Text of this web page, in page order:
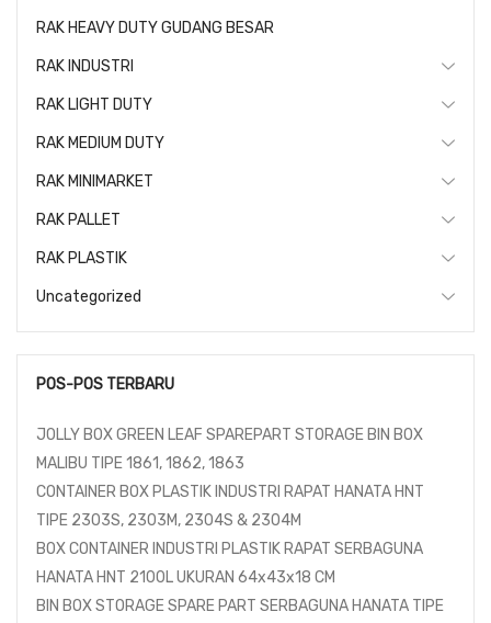
RAK HEAVY DUTY GUDANG BESAR
RAK INDUSTRI
RAK LIGHT DUTY
RAK MEDIUM DUTY
RAK MINIMARKET
RAK PALLET
RAK PLASTIK
Uncategorized
POS-POS TERBARU
JOLLY BOX GREEN LEAF SPAREPART STORAGE BIN BOX
MALIBU TIPE 1861, 1862, 1863
CONTAINER BOX PLASTIK INDUSTRI RAPAT HANATA HNT
TIPE 2303S, 2303M, 2304S & 2304M
BOX CONTAINER INDUSTRI PLASTIK RAPAT SERBAGUNA
HANATA HNT 2100L UKURAN 64x43x18 CM
BIN BOX STORAGE SPARE PART SERBAGUNA HANATA TIPE